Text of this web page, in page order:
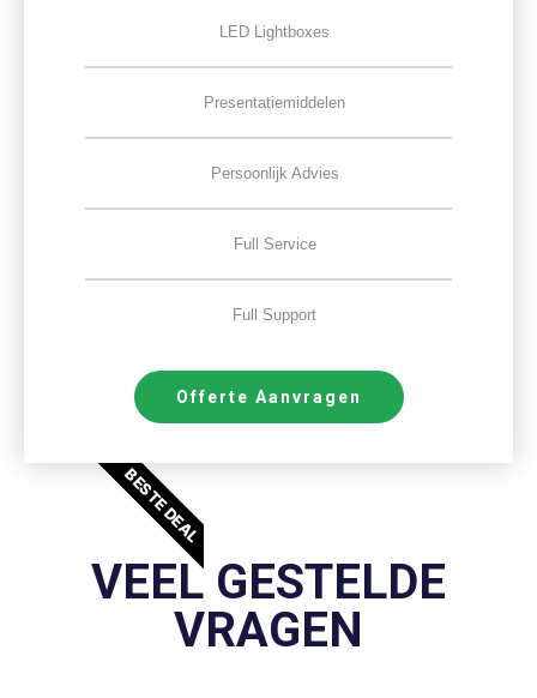
LED Lightboxes
Presentatiemiddelen
Persoonlijk Advies
Full Service
Full Support
Offerte Aanvragen
BESTE DEAL
VEEL GESTELDE
VRAGEN